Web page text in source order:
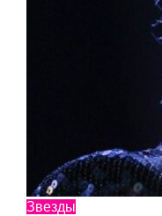
Звезды